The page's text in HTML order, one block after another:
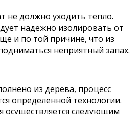
не должно уходить тепло.
надежно изолировать от
и по той причине, что из
неприятный запах.
из дерева, процесс
определенной технологии.
осуществляется следующим